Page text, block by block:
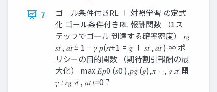
7.
ゴール条件付きRL ＋ 対照学習 の定式
化 ゴール条件付きRL 報酬関数 （1ス
テップでゴール 到達する確率密度） 𝑟𝑔
𝑠𝑡 , 𝑎𝑡 ≜ 1 − 𝛾 𝑝(𝑠𝑡+1 = 𝑔 ∣ 𝑠𝑡 , 𝑎𝑡 ) ∞ ポ
リシーの目的関数 （期待割引報酬の最
大化） max 𝐸𝑝0 (𝑠0 ),𝑝𝑔 (𝑔),𝜋 ⋅ ⋅, 𝑔 𝜋 ෍
𝛾 𝑡 𝑟𝑔 𝑠𝑡 , 𝑎𝑡 𝑡=0 7